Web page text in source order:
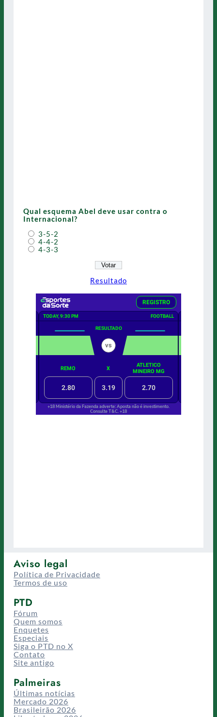
Qual esquema Abel deve usar contra o
Internacional?
3-5-2
4-4-2
4-3-3
Resultado
Aviso legal
Política de Privacidade
Termos de uso
PTD
Fórum
Quem somos
Enquetes
Especiais
Siga o PTD no X
Contato
Site antigo
Palmeiras
Últimas notícias
Mercado 2026
Brasileirão 2026